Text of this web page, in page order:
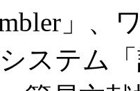
」
ステム